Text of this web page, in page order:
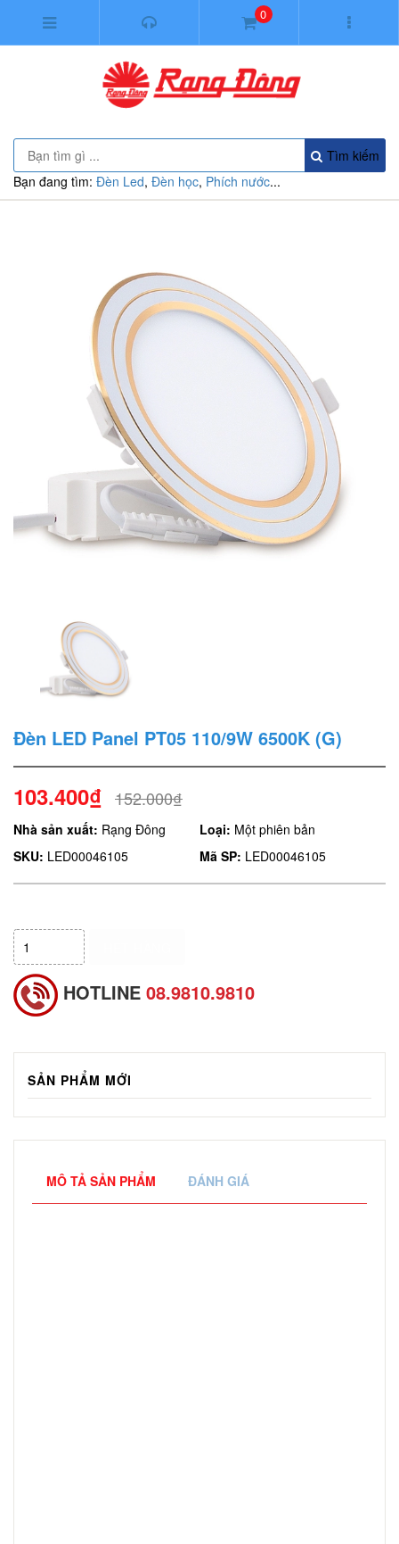
0
Tìm kiếm
Bạn đang tìm: Đèn Led, Đèn học, Phích nước...
Đèn LED Panel PT05 110/9W 6500K (G)
103.400₫ 152.000₫
Nhà sản xuất: Rạng Đông Loại: Một phiên bản
SKU: LED00046105 Mã SP: LED00046105
HOTLINE 08.9810.9810
SẢN PHẨM MỚI
MÔ TẢ SẢN PHẨM ĐÁNH GIÁ